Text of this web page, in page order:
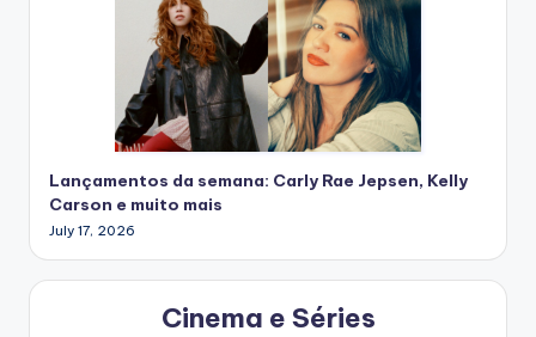
Lançamentos da semana: Carly Rae Jepsen, Kelly
Carson e muito mais
July 17, 2026
Cinema e Séries